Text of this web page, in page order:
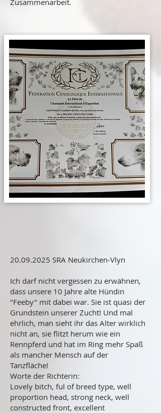
Zusammenarbeit.
20.09.2025 SRA Neukirchen-Vlyn
Ich darf nicht vergessen zu erwähnen,
dass unsere 10 Jahre alte Hündin
"Feeby" mit dabei war. Sie ist quasi der
Grundstein unserer Zucht! Und mal
ehrlich, man sieht ihr das Alter wirklich
nicht an, sie flitzt herum wie ein
Rennpferd und hat im Ring mehr Spaß
als mancher Mensch auf der
Tanzfläche!
Worte der Richterin:
Lovely bitch, ful of breed type, well
proportion head, strong neck, well
constructed front, excellent